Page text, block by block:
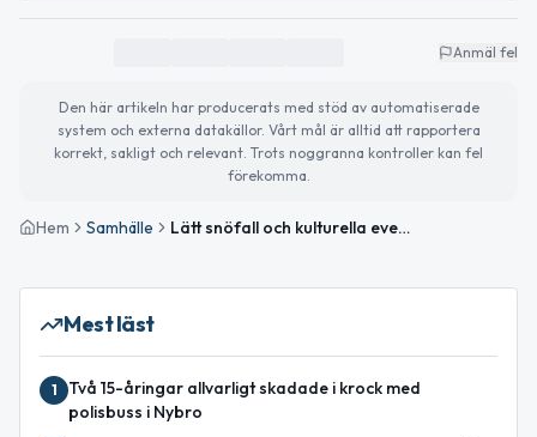
Anmäl fel
Den här artikeln har producerats med stöd av automatiserade
system och externa datakällor. Vårt mål är alltid att rapportera
korrekt, sakligt och relevant. Trots noggranna kontroller kan fel
förekomma.
Hem Samhälle Lätt snöfall och kulturella evenemang i Nybro denna helg
Mest läst
1
Två 15-åringar allvarligt skadade i krock med
polisbuss i Nybro